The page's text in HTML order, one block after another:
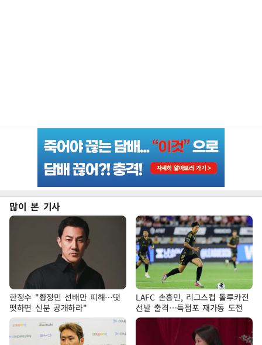
많이 본 기사
한정수 "황정민 선배만 피해…떳
떳하면 신분 공개하라"
LAFC 손흥민, 리그스컵 톨루카전
선발 출격…득점포 재가동 도전